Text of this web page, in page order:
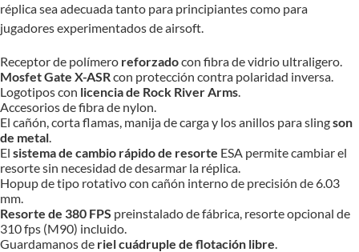
réplica sea adecuada tanto para principiantes como para
jugadores experimentados de airsoft.
Receptor de polímero reforzadocon fibra de vidrio ultraligero.
Mosfet Gate X-ASRcon protección contra polaridad inversa.
Logotipos con licencia de Rock River Arms.
Accesorios de fibra de nylon.
El cañón, corta flamas, manija de carga y los anillos para slingson
de metal.
El sistema de cambio rápido de resorte ESA permite cambiar el
resorte sin necesidad de desarmar la réplica.
Hopup de tipo rotativo con cañón interno de precisión de 6.03
mm.
Resorte de 380 FPS preinstalado de fábrica, resorte opcional de
310 fps (M90) incluido.
Guardamanos de riel cuádruple de flotación libre.